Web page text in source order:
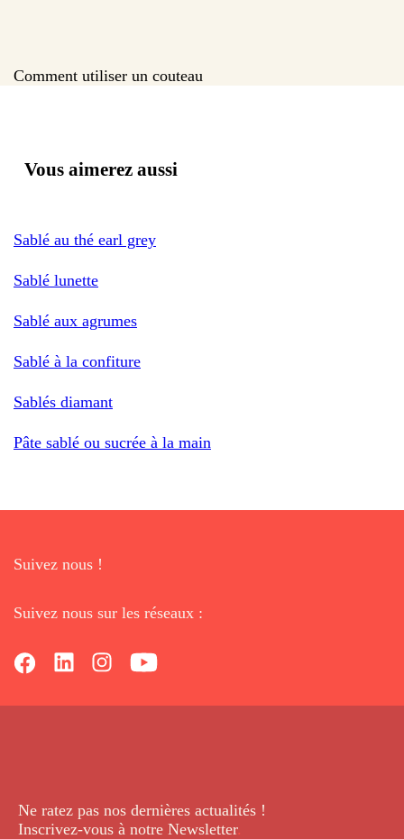
Comment utiliser un couteau
Vous aimerez aussi
Sablé au thé earl grey
Sablé lunette
Sablé aux agrumes
Sablé à la confiture
Sablés diamant
Pâte sablé ou sucrée à la main
Suivez nous !
Suivez nous sur les réseaux :
Ne ratez pas nos dernières actualités !
Inscrivez-vous à notre Newsletter.